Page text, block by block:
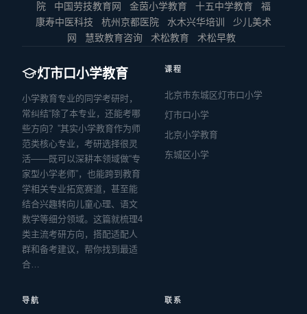
院
中国劳技教育网 金茵小学教育 十五中学教育
福
康寿中医科技
杭州京都医院 水木兴华培训
少儿美术
网
慧致教育咨询 术松教育 术松早教
灯市口小学教育
小学教育专业的同学考研时，
常纠结“除了本专业，还能考哪
些方向？”其实小学教育作为师
范类核心专业，考研选择很灵
活——既可以深耕本领域做“专
家型小学老师”，也能跨到教育
学相关专业拓宽赛道，甚至能
结合兴趣转向儿童心理、语文
数学等细分领域。这篇就梳理4
类主流考研方向，搭配适配人
群和备考建议，帮你找到最适
合…
课程
北京市东城区灯市口小学
灯市口小学
北京小学教育
东城区小学
导航 联系